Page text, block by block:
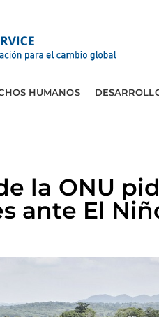
HUMANOS
la ONU
ante El